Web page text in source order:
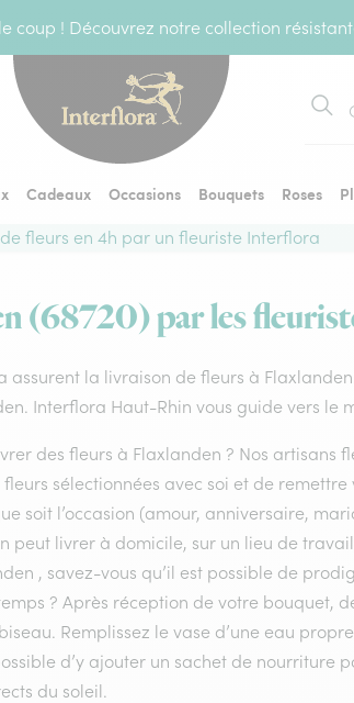
coup ! Découvrez notre collection
Cadeaux Occasions Bouquets Roses
fleurs en 4h par un fleuriste Interflora
(68720) par les
assurent la livraison de fleurs à
Interflora Haut-Rhin vous guide vers le
des fleurs à Flaxlanden ? Nos artisans
sélectionnées avec soi et de
soit l’occasion (amour, anniversaire,
peut livrer à domicile, sur un lieu de
, savez-vous qu’il est possible de
? Après réception de votre bouquet,
Remplissez le vase d’une eau
d’y ajouter un sachet de nourriture
du soleil.